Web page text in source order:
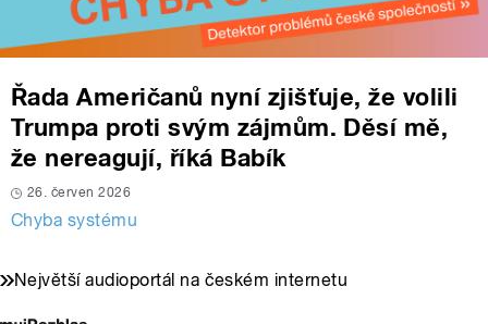
Řada Američanů nyní zjišťuje, že volili
Trumpa proti svým zájmům. Děsí mě,
že nereagují, říká Babík
26. červen 2026
Chyba systému
Největší audioportál na českém internetu